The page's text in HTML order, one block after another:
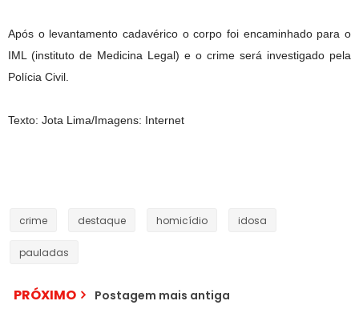
Após o levantamento cadavérico o corpo foi encaminhado para o
IML (instituto de Medicina Legal) e o crime será investigado pela
Polícia Civil.
Texto: Jota Lima/Imagens: Internet
crime destaque homicídio idosa
pauladas
PRÓXIMO Postagem mais antiga